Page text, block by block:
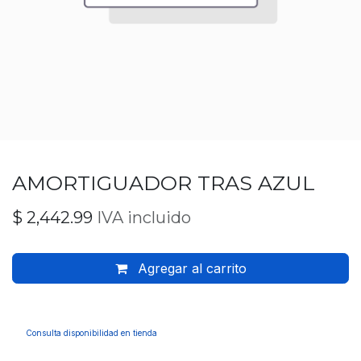
AMORTIGUADOR TRAS AZUL
$ 2,442.99 IVA incluido
Agregar al carrito
Consulta disponibilidad en tienda